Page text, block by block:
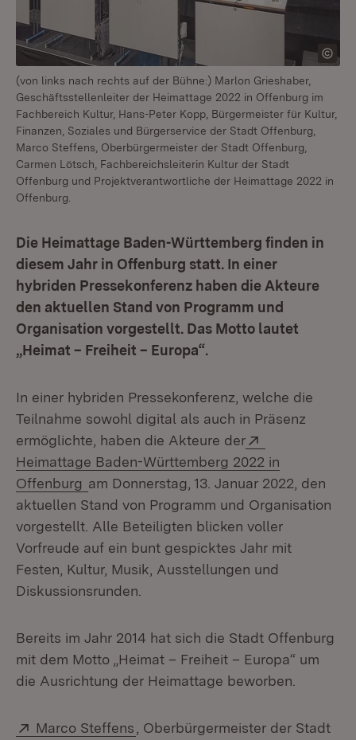
(von links nach rechts auf der Bühne:) Marlon Grieshaber,
Geschäftsstellenleiter der Heimattage 2022 in Offenburg im
Fachbereich Kultur, Hans-Peter Kopp, Bürgermeister für Kultur,
Finanzen, Soziales und Bürgerservice der Stadt Offenburg,
Marco Steffens, Oberbürgermeister der Stadt Offenburg,
Carmen Lötsch, Fachbereichsleiterin Kultur der Stadt
Offenburg und Projektverantwortliche der Heimattage 2022 in
Offenburg.
Die Heimattage Baden-Württemberg finden in
diesem Jahr in Offenburg statt. In einer
hybriden Pressekonferenz haben die Akteure
den aktuellen Stand von Programm und
Organisation vorgestellt. Das Motto lautet
„Heimat – Freiheit – Europa“.
In einer hybriden Pressekonferenz, welche die
Teilnahme sowohl digital als auch in Präsenz
ermöglichte, haben die Akteure der
Heimattage Baden-Württemberg 2022 in
Offenburg (Öffnet in neuem Fenster)
am Donnerstag, 13. Januar 2022, den
aktuellen Stand von Programm und Organisation
vorgestellt. Alle Beteiligten blicken voller
Vorfreude auf ein bunt gespicktes Jahr mit
Festen, Kultur, Musik, Ausstellungen und
Diskussionsrunden.
Bereits im Jahr 2014 hat sich die Stadt Offenburg
mit dem Motto „Heimat – Freiheit – Europa“ um
die Ausrichtung der Heimattage beworben.
Extern:
Marco Steffens (Öffnet in neuem Fenster)
, Oberbürgermeister der Stadt